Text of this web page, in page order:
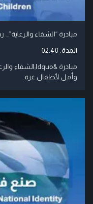
مبادرة “الشفاء
المدة: 02:40
وأمل لأطفال غزة.